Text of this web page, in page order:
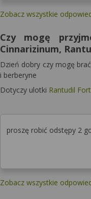
Zobacz wszystkie
Czy mogę
Cinnarizinum,
Dzień dobry czy mogę
i berberyne
Dotyczy ulotki Rantudil
proszę robić odstępy 2
Zobacz wszystkie